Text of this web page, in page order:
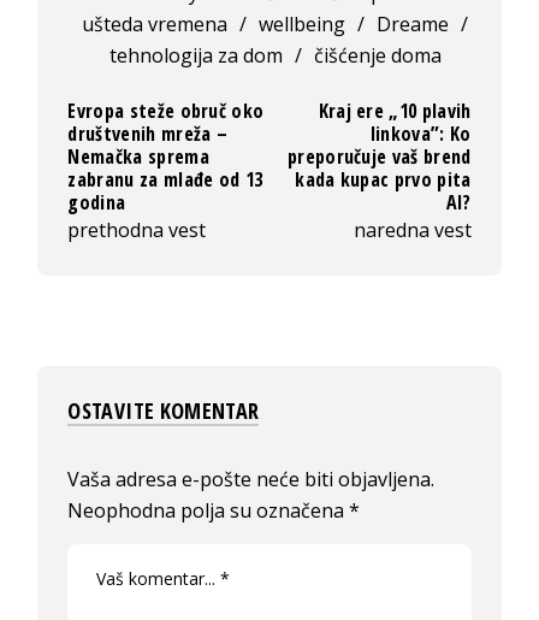
ušteda vremena / wellbeing / Dreame /
tehnologija za dom / čišćenje doma
Evropa steže obruč oko
društvenih mreža –
Nemačka sprema
zabranu za mlađe od 13
godina
prethodna vest
Kraj ere „10 plavih
linkova”: Ko
preporučuje vaš brend
kada kupac prvo pita
AI?
naredna vest
OSTAVITE KOMENTAR
Vaša adresa e-pošte neće biti objavljena.
Neophodna polja su označena*